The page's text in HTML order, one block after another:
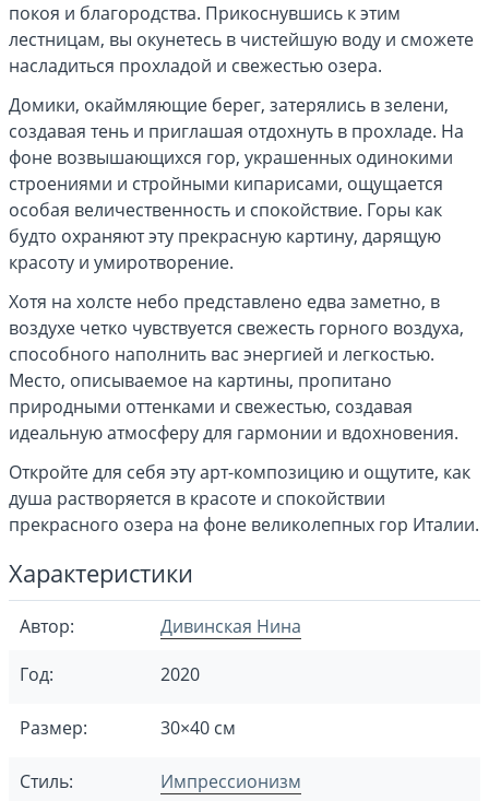
покоя и благородства. Прикоснувшись к этим
лестницам, вы окунетесь в чистейшую воду и сможете
насладиться прохладой и свежестью озера.
Домики, окаймляющие берег, затерялись в зелени,
создавая тень и приглашая отдохнуть в прохладе. На
фоне возвышающихся гор, украшенных одинокими
строениями и стройными кипарисами, ощущается
особая величественность и спокойствие. Горы как
будто охраняют эту прекрасную картину, дарящую
красоту и умиротворение.
Хотя на холсте небо представлено едва заметно, в
воздухе четко чувствуется свежесть горного воздуха,
способного наполнить вас энергией и легкостью.
Место, описываемое на картины, пропитано
природными оттенками и свежестью, создавая
идеальную атмосферу для гармонии и вдохновения.
Откройте для себя эту арт-композицию и ощутите, как
душа растворяется в красоте и спокойствии
прекрасного озера на фоне великолепных гор Италии.
Характеристики
Автор:
Дивинская Нина
Год:
2020
Размер: 30×40 см
Стиль: Импрессионизм